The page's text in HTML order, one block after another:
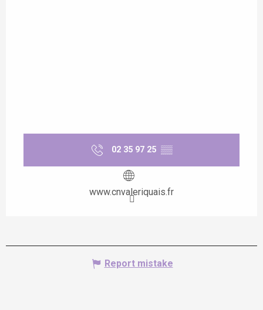
02 35 97 25 ▒▒
www.cnvaleriquais.fr
Report mistake